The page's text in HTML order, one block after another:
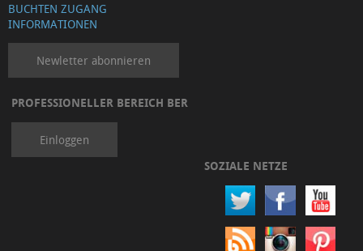
BUCHTEN ZUGANG
INFORMATIONEN
Newletter abonnieren
PROFESSIONELLER BEREICH BER
Einloggen
SOZIALE NETZE